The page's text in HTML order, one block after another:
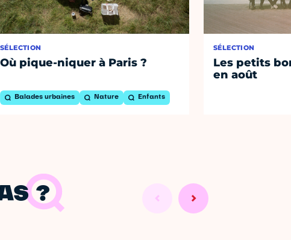
SÉLECTION
Où pique-niquer à Paris ?
Balades urbaines Nature Enfants
SÉLECTION
Les petits
en août
?